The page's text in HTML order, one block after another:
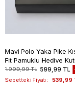
Mavi Polo Yaka Pike
Fit Pamuklu Hediye
1011260169
1.999,99 TL 599,99 TL
Sepetteki Fiyatı: 539,99